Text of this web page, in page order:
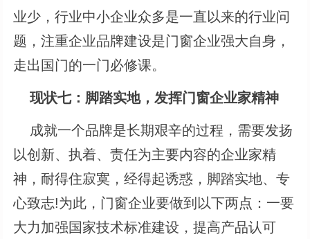
业少，行业中小企业众多是一直以来的行业问
题，注重企业品牌建设是门窗企业强大自身，
走出国门的一门必修课。
现状七：脚踏实地，发挥门窗企业家精神
成就一个品牌是长期艰辛的过程，需要发扬
以创新、执着、责任为主要内容的企业家精
神，耐得住寂寞，经得起诱惑，脚踏实地、专
心致志!为此，门窗企业要做到以下两点：一要
大力加强国家技术标准建设，提高产品认可